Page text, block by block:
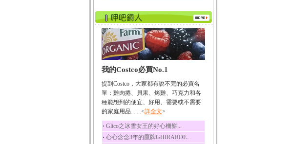
酸、迷迭香酸、植物...
咖啡
咖啡中的咖啡因會刺激
中樞神經系統，特別...
椰子
椰子含有糖類、脂肪、
荔枝
荔枝性質溫和所含的營
養素有醣類、檸檬酸...
五味子
五味子性質溫熱所含營
養成分有揮發油、檸...
我的Costco必買No.1
提到Costco，大家都有說不完的必買名
單：雞肉捲、貝果、烤雞、巧克力和各
種能想到的便宜、好用、需要或不需要
的家庭用品.......<詳全文>
‧ Glico之冰雪女王的好心機餅...
‧ 心心念念3年的鷹牌GHIRARDE...